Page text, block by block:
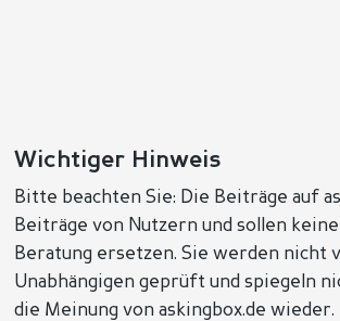
Wichtiger Hinweis
Bitte beachten Sie: Die Beiträge auf
Beiträge von Nutzern und sollen
Beratung ersetzen. Sie werden nicht
Unabhängigen geprüft und spiegeln
die Meinung von askingbox.de wieder.